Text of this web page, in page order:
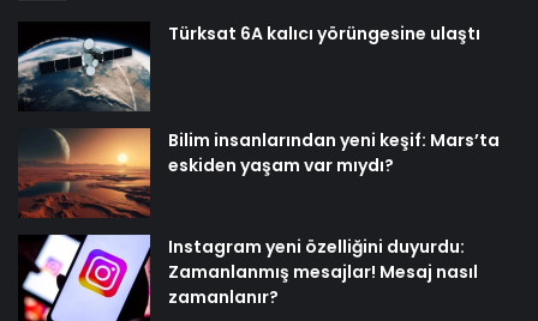
Türksat 6A kalıcı yörüngesine ulaştı
Bilim insanlarından yeni keşif: Mars’ta
eskiden yaşam var mıydı?
Instagram yeni özelliğini duyurdu:
Zamanlanmış mesajlar! Mesaj nasıl
zamanlanır?